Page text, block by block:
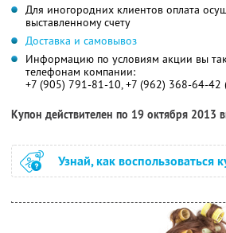
Для иногородних клиентов оплата
выставленному счету
Доставка и самовывоз
Информацию по условиям акции вы
телефонам компании:
+7 (905) 791-81-10, +7 (962) 368-64-42
Купон действителен по 19 октября 2013
Узнай, как воспользоваться